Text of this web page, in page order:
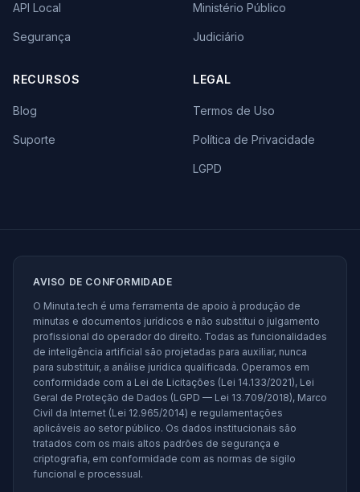
API Local
Segurança
Ministério Público
Judiciário
RECURSOS
Blog
Suporte
LEGAL
Termos de Uso
Política de Privacidade
LGPD
AVISO DE CONFORMIDADE
O Minuta.tech é uma ferramenta de apoio à produção de
minutas e documentos jurídicos e não substitui o julgamento
profissional do operador do direito. Todas as funcionalidades
de inteligência artificial são projetadas para auxiliar, nunca
para substituir, a análise jurídica qualificada. Operamos em
conformidade com a Lei de Licitações (Lei 14.133/2021), Lei
Geral de Proteção de Dados (LGPD — Lei 13.709/2018), Marco
Civil da Internet (Lei 12.965/2014) e regulamentações
aplicáveis ao setor público. Os dados institucionais são
tratados com os mais altos padrões de segurança e
criptografia, em conformidade com as normas de sigilo
funcional e processual.